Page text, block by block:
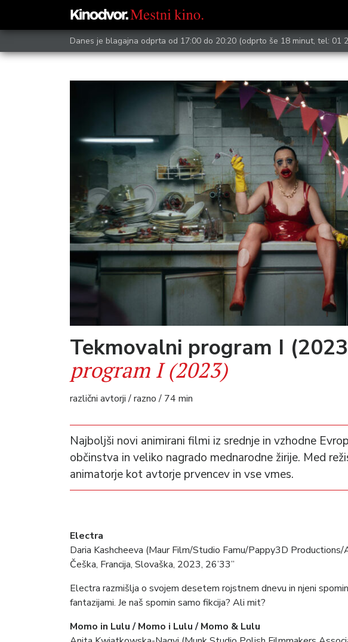
Danes je blagajna odprta od 17:00 do 20:20 (odprto še 18 minut, tel: 01
Tekmovalni program I
program I (2023)
različni avtorji / razno / 74 min
Najboljši novi animirani filmi iz srednje in vzhodne
občinstva in veliko nagrado mednarodne žirije. Med
animatorje kot avtorje prvencev in vse vmes.
Electra
Daria Kashcheeva (Maur Film/Studio Famu/Pappy3D Productions/
Češka, Francija, Slovaška, 2023, 26’33”
Electra razmišlja o svojem desetem rojstnem dnevu in njeni
fantazijami. Je naš spomin samo fikcija? Ali mit?
Momo in Lulu / Momo i Lulu / Momo & Lulu